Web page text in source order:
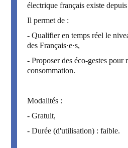
électrique français existe
Il permet de :
- Qualifier en temps réel le
des Français·e·s,
- Proposer des éco-gestes pour
consommation.
Modalités :
- Gratuit,
- Durée (d'utilisation) : faible.